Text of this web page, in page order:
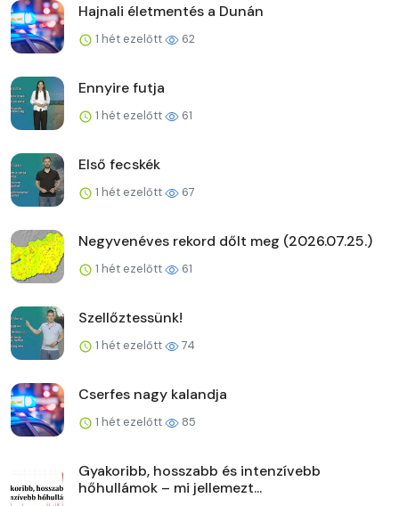
Hajnali életmentés a Dunán
1 hét ezelőtt 62
Ennyire futja
1 hét ezelőtt 61
Első fecskék
1 hét ezelőtt 67
Negyvenéves rekord dőlt meg (2026.07.25.)
1 hét ezelőtt 61
Szellőztessünk!
1 hét ezelőtt 74
Cserfes nagy kalandja
1 hét ezelőtt 85
Gyakoribb, hosszabb és intenzívebb
hőhullámok – mi jellemezt...